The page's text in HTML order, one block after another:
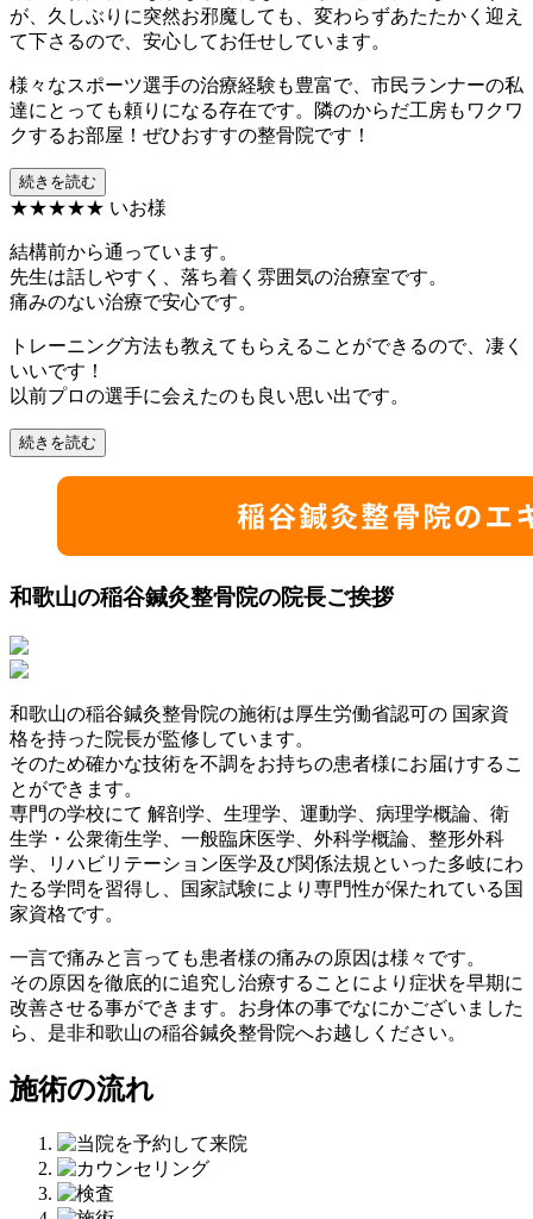
が、久しぶりに突然お邪魔しても、変わらずあたたかく迎え
て下さるので、安心してお任せしています。
様々なスポーツ選手の治療経験も豊富で、市民ランナーの私
達にとっても頼りになる存在です。隣のからだ工房もワクワ
クするお部屋！ぜひおすすの整骨院です！
続きを読む
★★★★★ いお様
結構前から通っています。
先生は話しやすく、落ち着く雰囲気の治療室です。
痛みのない治療で安心です。
トレーニング方法も教えてもらえることができるので、凄く
いいです！
以前プロの選手に会えたのも良い思い出です。
続きを読む
和歌山の稲谷鍼灸整骨院の院長ご挨拶
和歌山の稲谷鍼灸整骨院の施術は厚生労働省認可の 国家資
格を持った院長が監修しています。
そのため確かな技術を不調をお持ちの患者様にお届けするこ
とができます。
専門の学校にて 解剖学、生理学、運動学、病理学概論、衛
生学・公衆衛生学、一般臨床医学、外科学概論、整形外科
学、リハビリテーション医学及び関係法規といった多岐にわ
たる学問を習得し、国家試験により専門性が保たれている国
家資格です。
一言で痛みと言っても患者様の痛みの原因は様々です。
その原因を徹底的に追究し治療することにより症状を早期に
改善させる事ができます。お身体の事でなにかございました
ら、是非和歌山の稲谷鍼灸整骨院へお越しください。
施術の流れ